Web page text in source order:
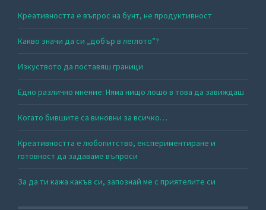
Креативността е въпрос на бунт, не продуктивност
Какво значи да си „добър в леглото”?
Изкуството да поставяш граници
Едно различно мнение: Няма нищо лошо в това да завиждаш
Когато бившите са виновни за всичко…
Креативността е любопитство, експериментиране и
готовност да задаваме въпроси
За да ти кажа какъв си, запознай ме с приятелите си